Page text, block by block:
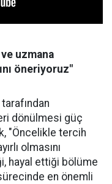
uzmana
öneriyoruz"
dönülmesi güç
"Öncelikle tercih
olmasını
hayal ettiği bölüme
en önemli